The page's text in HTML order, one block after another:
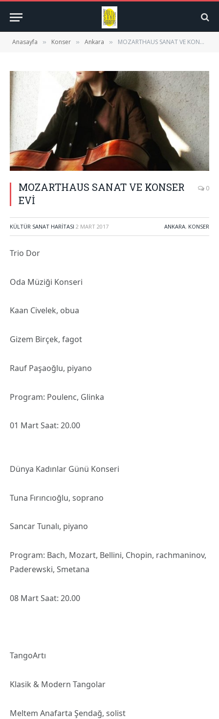
Anasayfa » Konser » Ankara » MOZARTHAUS SANAT VE KONSER EVİ
MOZARTHAUS SANAT VE KONSER
EVİ
0
KÜLTÜR SANAT HARITASI 2 MART 2017 ANKARA, KONSER
Trio Dor
Oda Müziği Konseri
Kaan Civelek, obua
Gizem Birçek, fagot
Rauf Paşaoğlu, piyano
Program: Poulenc, Glinka
01 Mart Saat: 20.00
Dünya Kadınlar Günü Konseri
Tuna Fırıncıoğlu, soprano
Sancar Tunalı, piyano
Program: Bach, Mozart, Bellini, Chopin, rachmaninov,
Paderewski, Smetana
08 Mart Saat: 20.00
TangoArtı
Klasik & Modern Tangolar
Meltem Anafarta Şendağ, solist